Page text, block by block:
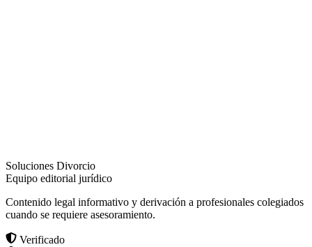
Soluciones Divorcio
Equipo editorial jurídico
Contenido legal informativo y derivación a profesionales colegiados
cuando se requiere asesoramiento.
Verificado